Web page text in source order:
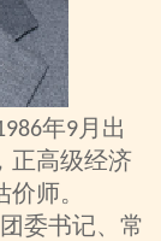
年9月出
正高级经济
价师。
委书记、常